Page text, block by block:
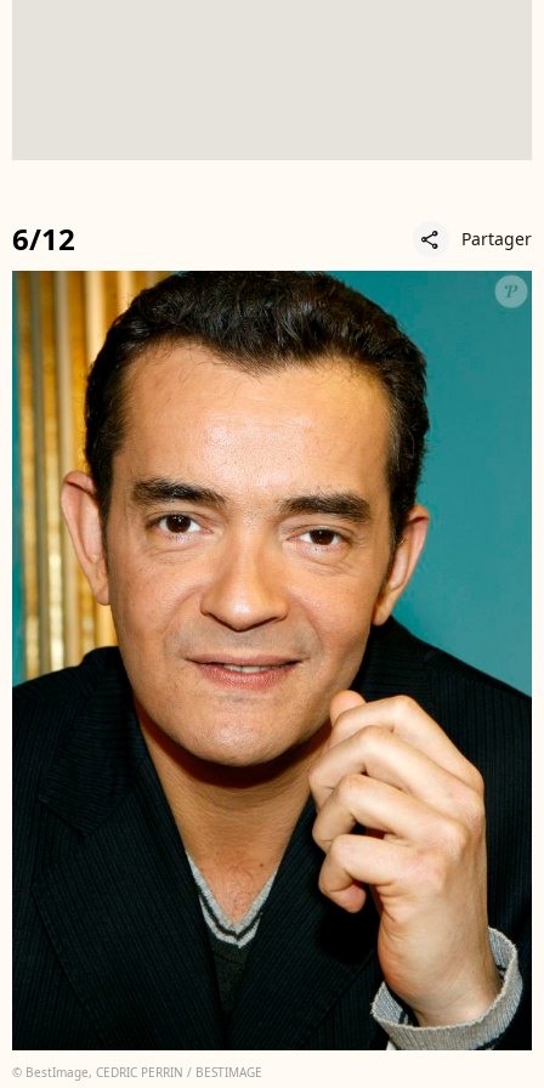
6/12 share Partager
© BestImage, CEDRIC PERRIN / BESTIMAGE